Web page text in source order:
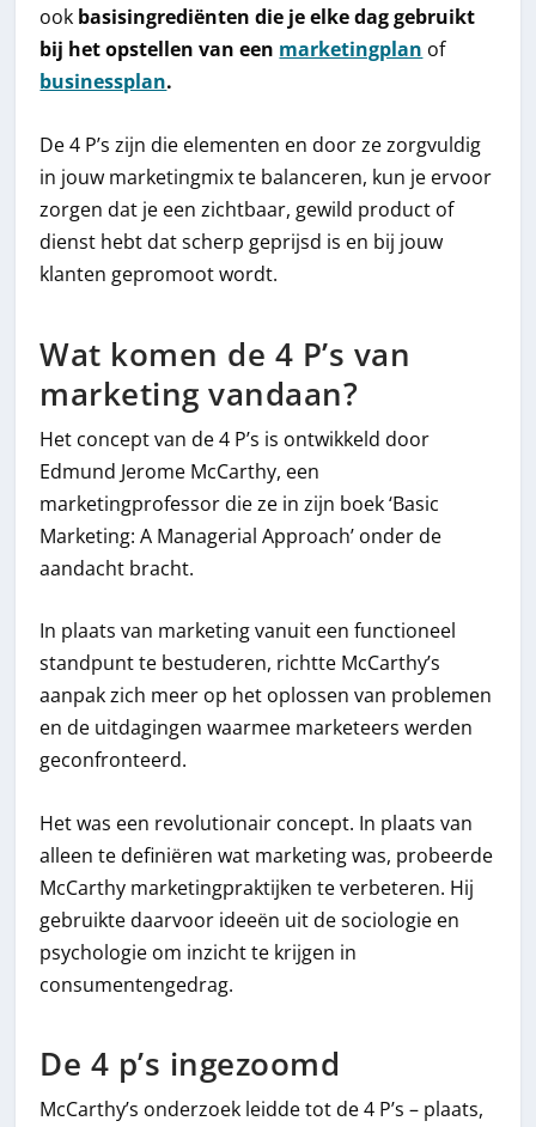
ook basisingrediënten die je elke dag gebruikt
bij het opstellen van een marketingplan of
businessplan.
De 4 P’s zijn die elementen en door ze zorgvuldig
in jouw marketingmix te balanceren, kun je ervoor
zorgen dat je een zichtbaar, gewild product of
dienst hebt dat scherp geprijsd is en bij jouw
klanten gepromoot wordt.
Wat komen de 4 P’s van
marketing vandaan?
Het concept van de 4 P’s is ontwikkeld door
Edmund Jerome McCarthy, een
marketingprofessor die ze in zijn boek ‘Basic
Marketing: A Managerial Approach’ onder de
aandacht bracht.
In plaats van marketing vanuit een functioneel
standpunt te bestuderen, richtte McCarthy’s
aanpak zich meer op het oplossen van problemen
en de uitdagingen waarmee marketeers werden
geconfronteerd.
Het was een revolutionair concept. In plaats van
alleen te definiëren wat marketing was, probeerde
McCarthy marketingpraktijken te verbeteren. Hij
gebruikte daarvoor ideeën uit de sociologie en
psychologie om inzicht te krijgen in
consumentengedrag.
De 4 p’s ingezoomd
McCarthy’s onderzoek leidde tot de 4 P’s – plaats,